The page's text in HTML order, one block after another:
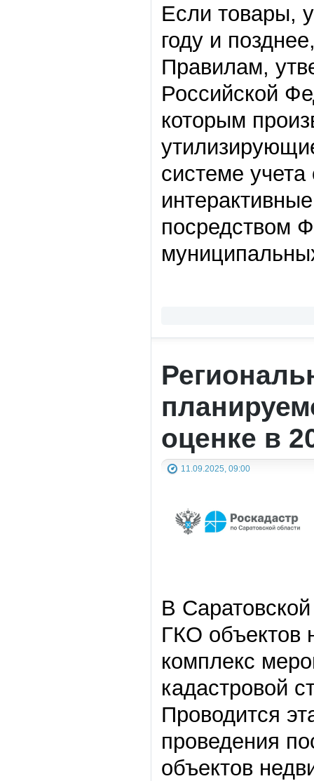
Если товары,
году и
Правилам,
Российской
которым
системе
посредством
оценке в
11.09.2025, 09:00
В
ГКО объектов
комплекс
кадастровой
Проводится
проведения
объектов